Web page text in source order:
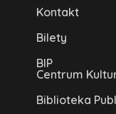
Kontakt
Bilety
BIP
Centrum
Biblioteka